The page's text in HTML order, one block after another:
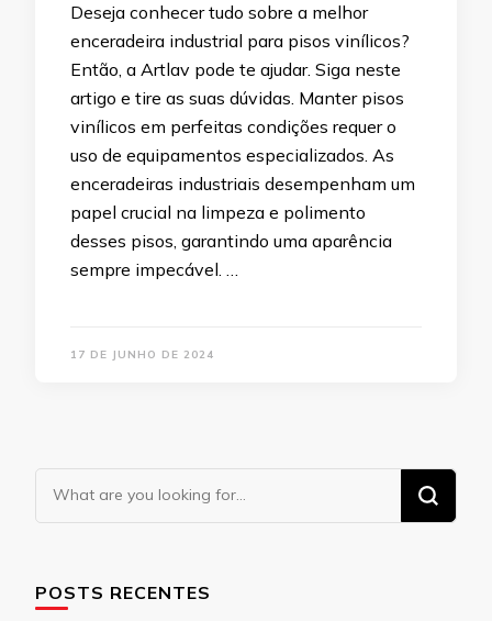
Deseja conhecer tudo sobre a melhor
enceradeira industrial para pisos vinílicos?
Então, a Artlav pode te ajudar. Siga neste
artigo e tire as suas dúvidas. Manter pisos
vinílicos em perfeitas condições requer o
uso de equipamentos especializados. As
enceradeiras industriais desempenham um
papel crucial na limpeza e polimento
desses pisos, garantindo uma aparência
sempre impecável. …
17 DE JUNHO DE 2024
Looking
for
POSTS RECENTES